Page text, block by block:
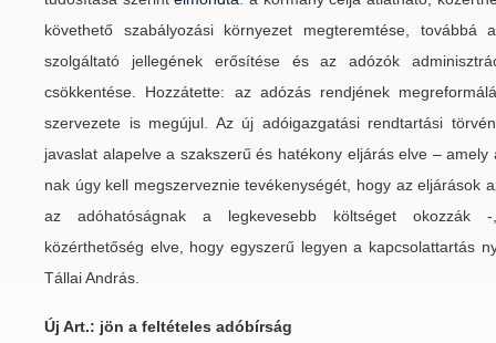
követhető szabályozási környezet megteremtése, továbbá
szolgáltató jellegének erősítése és az adózók
csökkentése. Hozzátette: az adózás rendjének
szervezete is megújul. Az új adóigazgatási rendtartási
javaslat alapelve a szakszerű és hatékony eljárás elve – amely
nak úgy kell megszerveznie tevékenységét, hogy az eljárások
az adóhatóságnak a legkevesebb költséget okozzák
közérthetőség elve, hogy egyszerű legyen a kapcsolattartás
Tállai András.
Új Art.: jön a feltételes adóbírság